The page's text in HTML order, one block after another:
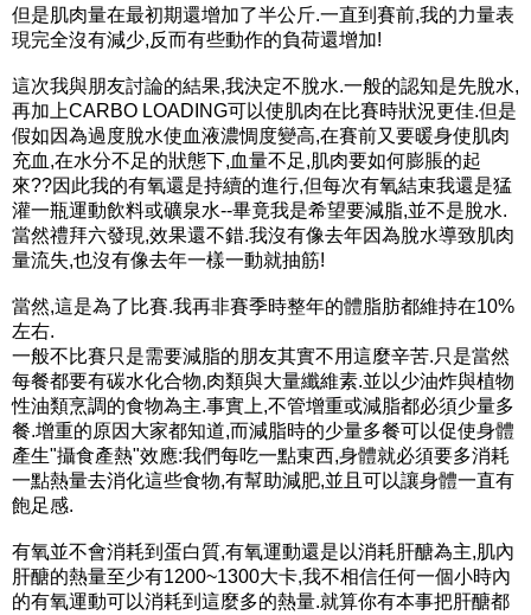
但是肌肉量在最初期還增加了半公斤.一直到賽前,我的力量表
現完全沒有減少,反而有些動作的負荷還增加!
這次我與朋友討論的結果,我決定不脫水.一般的認知是先脫水,
再加上CARBO LOADING可以使肌肉在比賽時狀況更佳.但是
假如因為過度脫水使血液濃惆度變高,在賽前又要暖身使肌肉
充血,在水分不足的狀態下,血量不足,肌肉要如何膨脹的起
來??因此我的有氧還是持續的進行,但每次有氧結束我還是猛
灌一瓶運動飲料或礦泉水--畢竟我是希望要減脂,並不是脫水.
當然禮拜六發現,效果還不錯.我沒有像去年因為脫水導致肌肉
量流失,也沒有像去年一樣一動就抽筋!
當然,這是為了比賽.我再非賽季時整年的體脂肪都維持在10%
左右.
一般不比賽只是需要減脂的朋友其實不用這麼辛苦.只是當然
每餐都要有碳水化合物,肉類與大量纖維素.並以少油炸與植物
性油類烹調的食物為主.事實上,不管增重或減脂都必須少量多
餐.增重的原因大家都知道,而減脂時的少量多餐可以促使身體
產生"攝食產熱"效應:我們每吃一點東西,身體就必須要多消耗
一點熱量去消化這些食物,有幫助減肥,並且可以讓身體一直有
飽足感.
有氧並不會消耗到蛋白質,有氧運動還是以消耗肝醣為主,肌內
肝醣的熱量至少有1200~1300大卡,我不相信任何一個小時內
的有氧運動可以消耗到這麼多的熱量.就算你有本事把肝醣都